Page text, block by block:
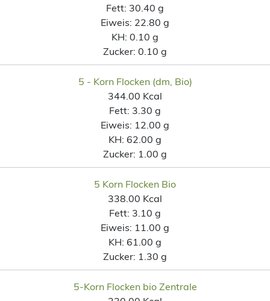
Fett: 30.40 g
Eiweis: 22.80 g
KH: 0.10 g
Zucker: 0.10 g
5 - Korn Flocken (dm, Bio)
344.00 Kcal
Fett: 3.30 g
Eiweis: 12.00 g
KH: 62.00 g
Zucker: 1.00 g
5 Korn Flocken Bio
338.00 Kcal
Fett: 3.10 g
Eiweis: 11.00 g
KH: 61.00 g
Zucker: 1.30 g
5-Korn Flocken bio Zentrale